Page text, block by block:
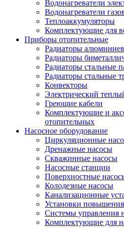
Водонагреватели
Водонагреватели
Теплоаккумуляторы
Комплектующие для
Приборы отопительные
Радиаторы
Радиаторы
Радиаторы стальные
Радиаторы стальные
Конвекторы
Электрический
Греющие кабели
Комплектующие и
отопительных
Насосное оборудование
Циркуляционные
Дренажные насосы
Скважинные насосы
Насосные станции
Поверхностные
Колодезные насосы
Канализационные
Установки
Системы управления
Комплектующие для